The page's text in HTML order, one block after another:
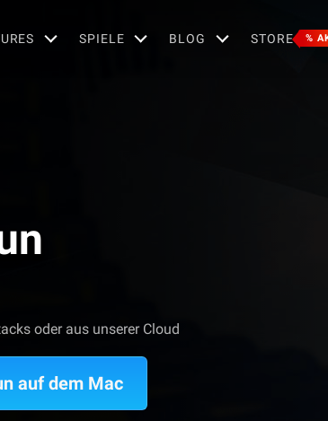
SPIELE BLOG STORE %
oder aus unserer Cloud
auf dem Mac